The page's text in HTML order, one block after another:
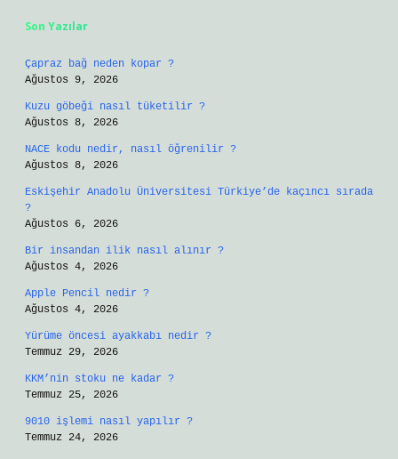
Son Yazılar
Çapraz bağ neden kopar ?
Ağustos 9, 2026
Kuzu göbeği nasıl tüketilir ?
Ağustos 8, 2026
NACE kodu nedir, nasıl öğrenilir ?
Ağustos 8, 2026
Eskişehir Anadolu Üniversitesi Türkiye’de kaçıncı sırada
?
Ağustos 6, 2026
Bir insandan ilik nasıl alınır ?
Ağustos 4, 2026
Apple Pencil nedir ?
Ağustos 4, 2026
Yürüme öncesi ayakkabı nedir ?
Temmuz 29, 2026
KKM’nin stoku ne kadar ?
Temmuz 25, 2026
9010 işlemi nasıl yapılır ?
Temmuz 24, 2026